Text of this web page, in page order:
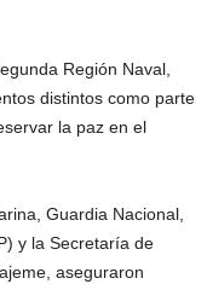
Región Naval,
distintos como parte
la paz en el
Guardia Nacional,
y la Secretaría de
aseguraron